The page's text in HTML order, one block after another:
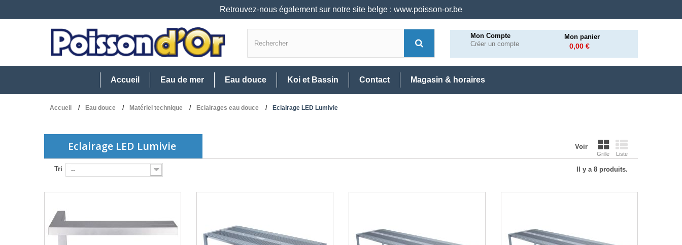
Retrouvez-nous également sur notre site belge : www.poisson-or.be
Mon Compte
Créer un compte
Mon panier
0,00 €
Accueil Eau de mer Eau douce Koi et Bassin Contact Magasin & horaires
Accueil Eau douce Matériel technique Eclairages eau douce Eclairage LED Lumivie
Eclairage LED Lumivie Voir
Grille Liste
Tri -- Il y a 8 produits.